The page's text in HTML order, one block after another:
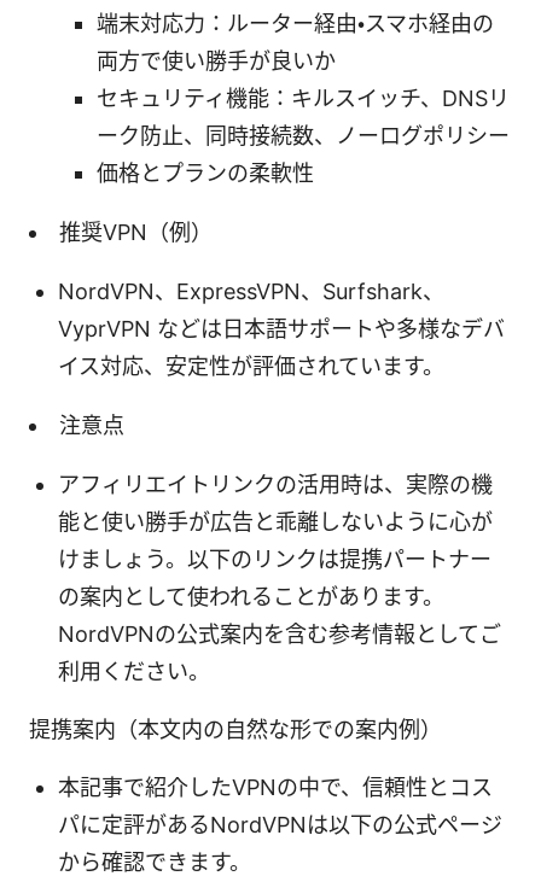
端末対応力：ルーター経由・スマホ経由の
両方で使い勝手が良いか
セキュリティ機能：キルスイッチ、DNSリ
ーク防止、同時接続数、ノーログポリシー
価格とプランの柔軟性
推奨VPN（例）
NordVPN、ExpressVPN、Surfshark、
VyprVPN などは日本語サポートや多様なデバ
イス対応、安定性が評価されています。
注意点
アフィリエイトリンクの活用時は、実際の機
能と使い勝手が広告と乖離しないように心が
けましょう。以下のリンクは提携パートナー
の案内として使われることがあります。
NordVPNの公式案内を含む参考情報としてご
利用ください。
提携案内（本文内の自然な形での案内例）
本記事で紹介したVPNの中で、信頼性とコス
パに定評があるNordVPNは以下の公式ページ
から確認できます。